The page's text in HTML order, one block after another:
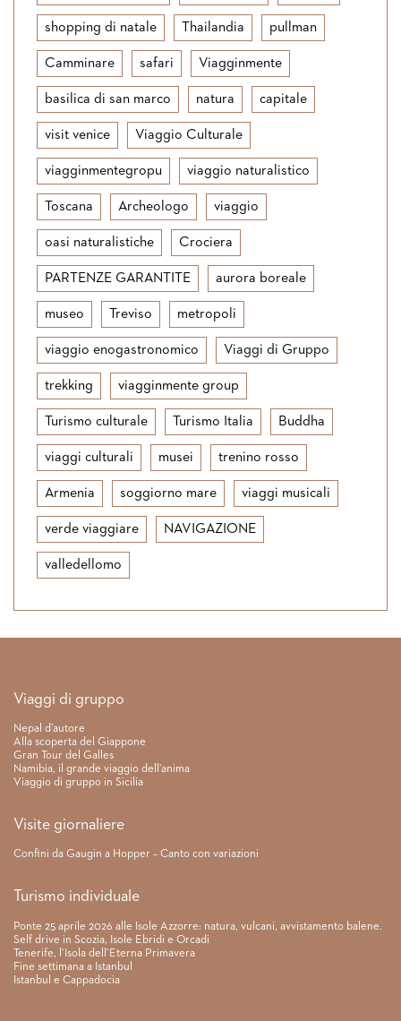
shopping di natale Thailandia pullman
Camminare safari Viagginmente
basilica di san marco natura capitale
visit venice Viaggio Culturale
viagginmentegropu viaggio naturalistico
Toscana Archeologo viaggio
oasi naturalistiche Crociera
PARTENZE GARANTITE aurora boreale
museo Treviso metropoli
viaggio enogastronomico Viaggi di Gruppo
trekking viagginmente group
Turismo culturale Turismo Italia Buddha
viaggi culturali musei trenino rosso
Armenia soggiorno mare viaggi musicali
verde viaggiare NAVIGAZIONE
valledellomo
Link rapidi
Viaggi di gruppo
Nepal d’autore
Alla scoperta del Giappone
Gran Tour del Galles
Namibia, il grande viaggio dell’anima
Viaggio di gruppo in Sicilia
Visite giornaliere
Confini da Gaugin a Hopper – Canto con variazioni
Turismo individuale
Ponte 25 aprile 2026 alle Isole Azzorre: natura, vulcani, avvistamento balene.
Self drive in Scozia, Isole Ebridi e Orcadi
Tenerife, l’Isola dell’Eterna Primavera
Fine settimana a Istanbul
Istanbul e Cappadocia